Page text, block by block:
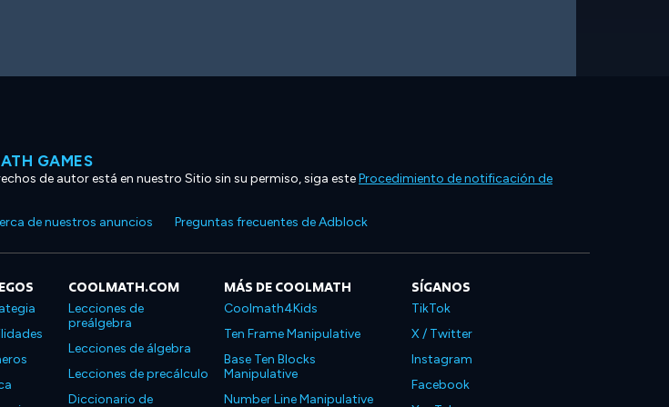
GAMES
de autor está en nuestro Sitio sin su permiso, siga esteProcedimiento de notificación de
de nuestros anuncios Preguntas frecuentes de Adblock
COOLMATH.COM
Lecciones de
preálgebra
Lecciones de álgebra
Lecciones de precálculo
Diccionario de
MÁS DE COOLMATH
Coolmath4Kids
Ten Frame Manipulative
Base Ten Blocks
Manipulative
Number Line Manipulative
SÍGANOS
TikTok
X / Twitter
Instagram
Facebook